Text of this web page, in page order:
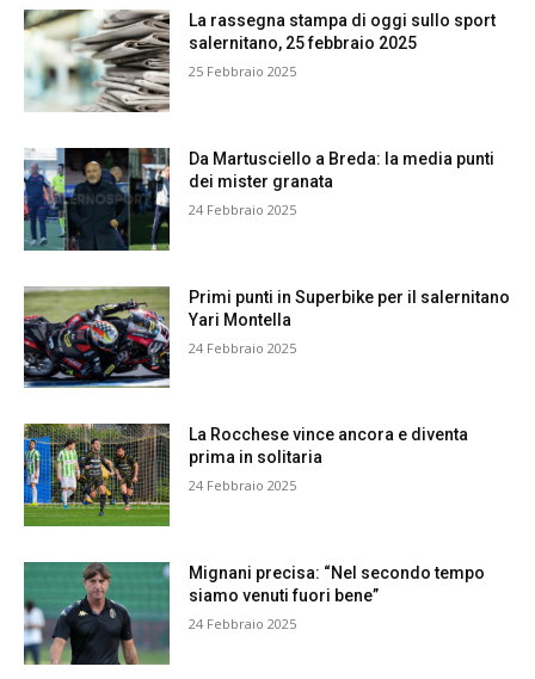
La rassegna stampa di oggi sullo sport
salernitano, 25 febbraio 2025
25 Febbraio 2025
Da Martusciello a Breda: la media punti
dei mister granata
24 Febbraio 2025
Primi punti in Superbike per il salernitano
Yari Montella
24 Febbraio 2025
La Rocchese vince ancora e diventa
prima in solitaria
24 Febbraio 2025
Mignani precisa: “Nel secondo tempo
siamo venuti fuori bene”
24 Febbraio 2025